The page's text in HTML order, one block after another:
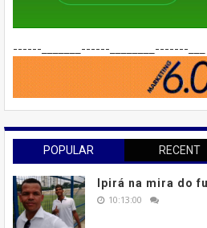
------_______------________-------___
POPULAR RECENT
Ipirá na mira do
10:13:00